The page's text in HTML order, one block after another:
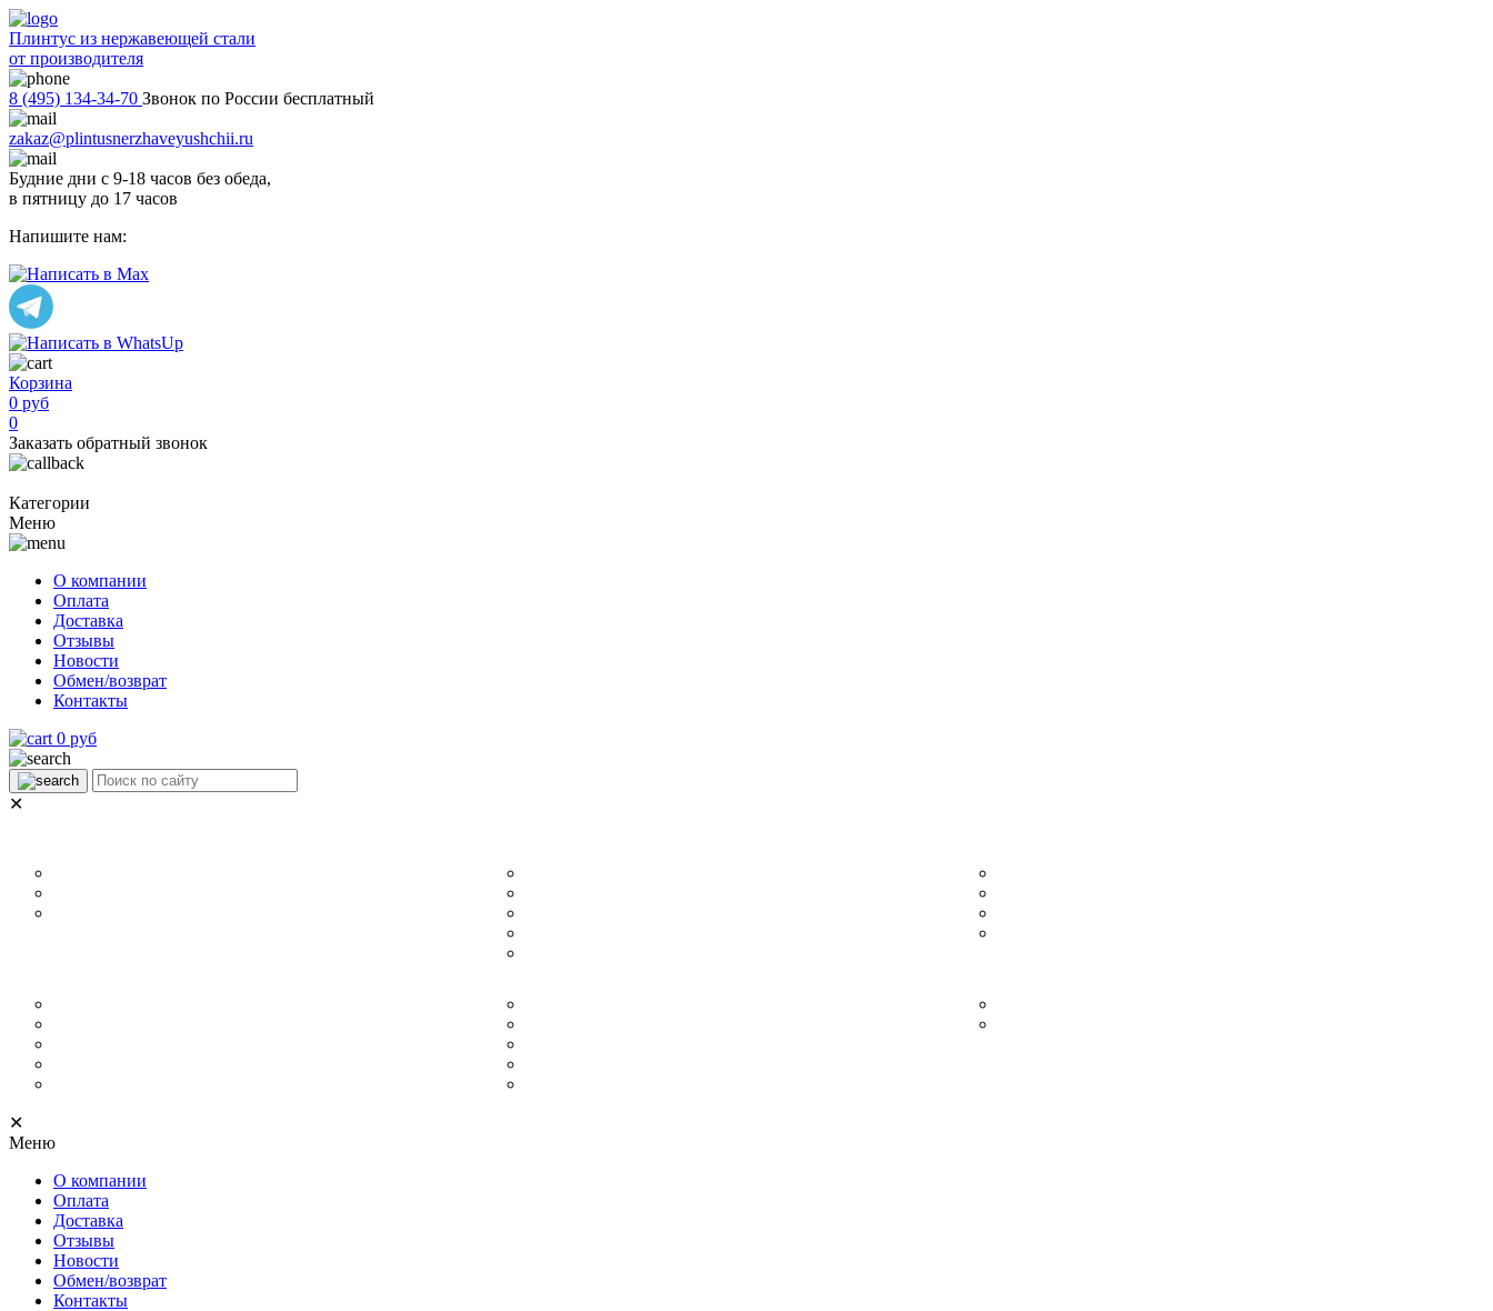
Плинтус из нержавеющей стали
от производителя
8 (495) 134-34-70 Звонок по России бесплатный
zakaz@plintusnerzhaveyushchii.ru
Будние дни с 9-18 часов без обеда,
в пятницу до 17 часов
Напишите нам:
Корзина
0 руб
0
Заказать обратный звонок
Категории
Меню
О компании
Оплата
Доставка
Отзывы
Новости
Обмен/возврат
Контакты
0 руб
✕
✕
Меню
О компании
Оплата
Доставка
Отзывы
Новости
Обмен/возврат
Контакты